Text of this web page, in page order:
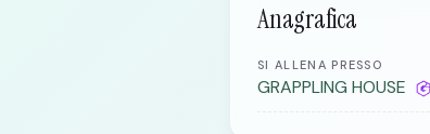
Anagrafica
SI ALLENA PRESSO
GRAPPLING HOUSE